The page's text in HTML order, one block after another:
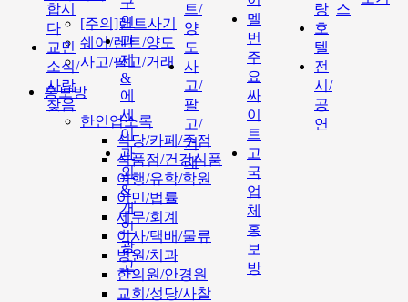
[주의]랜트사기
쉐어/렌트/양도
사고/팔고/거래
홍보방
한인업소록
식당/카페/주점
식품점/건강식품
여행/유학/학원
이민/법률
세무/회계
이사/택배/물류
병원/치과
한의원/안경원
교회/성당/사찰
합시
다
교민
소식/
사람
찾음
인
과
제
&
에
세
이
과
외
&
개
인
광
고
트/
양
도
사
고/
팔
고/
거
래
멜
번
주
요
싸
이
트
고
국
업
체
홍
보
방
랑
호
텔
전
시/
공
연
스